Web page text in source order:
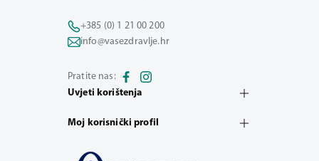
+385 (0) 1 21 00 200
info@vasezdravlje.hr
Pratite nas:
Uvjeti korištenja
Moj korisnički profil